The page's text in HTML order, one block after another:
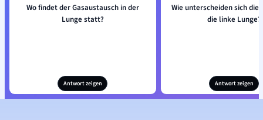
Wo findet der Gasaustausch in der
Lunge statt?
Antwort zeigen
Wie unterscheiden sich die
die linke Lunge?
Antwort zeigen